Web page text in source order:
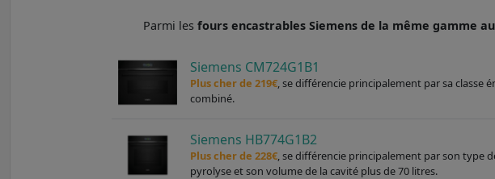
Parmi lesfours encastrables Siemens de la même gamme au
Siemens CM724G1B1
Plus cher de 219€, se différencie principalement par sa classe
combiné.
Siemens HB774G1B2
Plus cher de 228€, se différencie principalement par son type
pyrolyse et son volume de la cavité plus de 70 litres.